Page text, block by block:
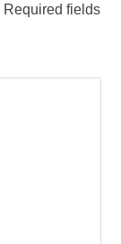
Required fields